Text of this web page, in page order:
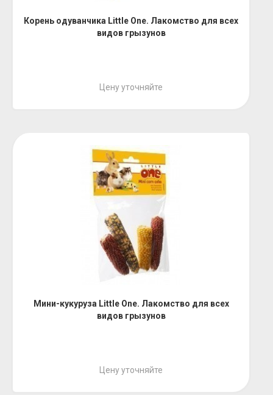
Корень одуванчика Little One. Лакомство для всех
видов грызунов
Цену уточняйте
Мини-кукуруза Little One. Лакомство для всех
видов грызунов
Цену уточняйте